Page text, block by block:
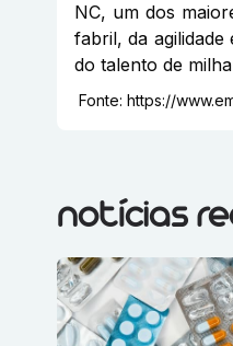
NC, um dos
fabril, da
do talento de
Fonte: https://
notícias